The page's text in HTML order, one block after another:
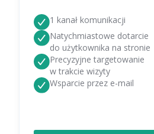
1 kanał komunikacji
Natychmiastowe dotarcie
do użytkownika na stronie
Precyzyjne targetowanie
w trakcie wizyty
Wsparcie przez e-mail